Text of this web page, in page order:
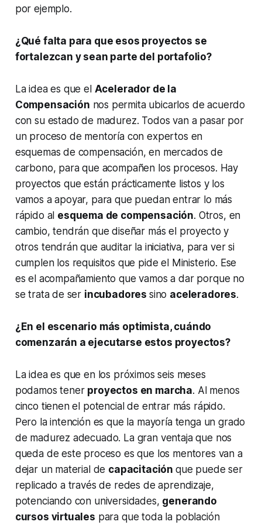
por ejemplo.
¿Qué falta para que esos proyectos se
fortalezcan y sean parte del portafolio?
La idea es que el Acelerador de la
Compensación nos permita ubicarlos de acuerdo
con su estado de madurez. Todos van a pasar por
un proceso de mentoría con expertos en
esquemas de compensación, en mercados de
carbono, para que acompañen los procesos. Hay
proyectos que están prácticamente listos y los
vamos a apoyar, para que puedan entrar lo más
rápido al esquema de compensación. Otros, en
cambio, tendrán que diseñar más el proyecto y
otros tendrán que auditar la iniciativa, para ver si
cumplen los requisitos que pide el Ministerio. Ese
es el acompañamiento que vamos a dar porque no
se trata de ser incubadores sino aceleradores.
¿En el escenario más optimista, cuándo
comenzarán a ejecutarse estos proyectos?
La idea es que en los próximos seis meses
podamos tener proyectos en marcha. Al menos
cinco tienen el potencial de entrar más rápido.
Pero la intención es que la mayoría tenga un grado
de madurez adecuado. La gran ventaja que nos
queda de este proceso es que los mentores van a
dejar un material de capacitación que puede ser
replicado a través de redes de aprendizaje,
potenciando con universidades, generando
cursos virtuales para que toda la población